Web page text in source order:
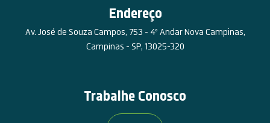
Endereço
Av. José de Souza Campos, 753 - 4º Andar Nova Campinas,
Campinas - SP, 13025-320
Trabalhe Conosco